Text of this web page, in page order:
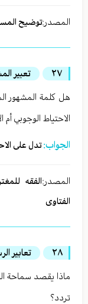
المصدر:توضیح المسائل
٢٧
تعبير
هل كلمة المشهور
الاحتياط الوجوبي أم
الجواب:تدل على
المصدر:الفقه
الفتاوى
٢٨
تعابير
ماذا يقصد سماحة
تردد؟